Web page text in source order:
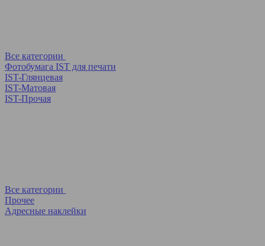
Все категории
Фотобумага IST для печати
IST-Глянцевая
IST-Матовая
IST-Прочая
Все категории
Прочее
Адресные наклейки